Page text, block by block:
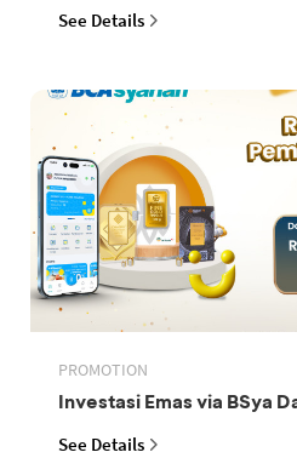
See Details
PROMOTION
Investasi Emas via BSya
See Details